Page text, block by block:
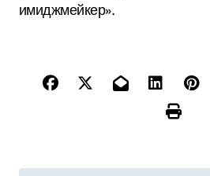
имиджмейкер».